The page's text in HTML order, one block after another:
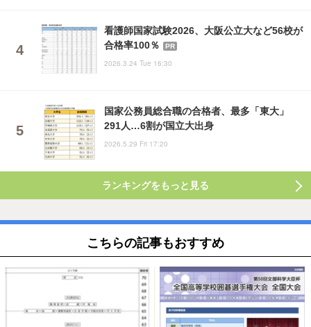
看護師国家試験2026、大阪公立大など56校が
合格率100％
PR
2026.3.24 Tue 16:30
国家公務員総合職の合格者、最多「東大」
291人…6割が国立大出身
2026.5.29 Fri 17:20
ランキングをもっと見る
こちらの記事もおすすめ